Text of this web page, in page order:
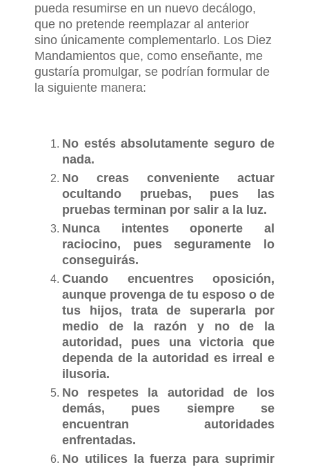
pueda resumirse en un nuevo decálogo,
que no pretende reemplazar al anterior
sino únicamente complementarlo. Los Diez
Mandamientos que, como enseñante, me
gustaría promulgar, se podrían formular de
la siguiente manera:
No estés absolutamente seguro de
nada.
No creas conveniente actuar
ocultando pruebas, pues las
pruebas terminan por salir a la luz.
Nunca intentes oponerte al
raciocino, pues seguramente lo
conseguirás.
Cuando encuentres oposición,
aunque provenga de tu esposo o de
tus hijos, trata de superarla por
medio de la razón y no de la
autoridad, pues una victoria que
dependa de la autoridad es irreal e
ilusoria.
No respetes la autoridad de los
demás, pues siempre se
encuentran autoridades
enfrentadas.
No utilices la fuerza para suprimir